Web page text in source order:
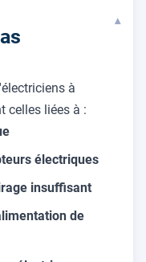
▾
à
celles liées à :
électriques
insuffisant
de